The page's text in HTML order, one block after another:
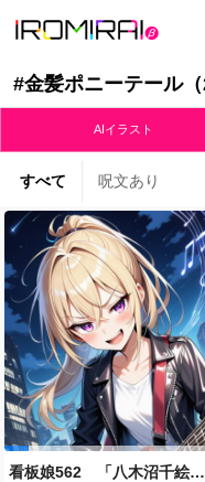
#金髪ポニーテール（
AIイラスト
すべて 呪文あり
看板娘562 「八木沼千絵のよもやま話」